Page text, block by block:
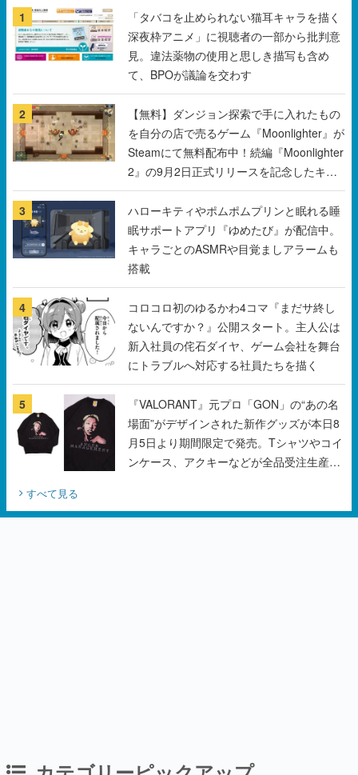
て、BPOが議論を交わす
2
【無料】ダンジョン探索で手に入れたもの
を自分の店で売るゲーム『Moonlighter』が
Steamにて無料配布中！続編『Moonlighter
2』の9月2日正式リリースを記念したキャ
ンペーン
3
ハローキティやポムポムプリンと眠れる睡
眠サポートアプリ『ゆめたび』が配信中。
キャラごとのASMRや目覚ましアラームも
搭載
4
コロコロ初のゆるかわ4コマ『まだサ終し
ないんですか？』公開スタート。主人公は
新入社員の侘石ダイヤ、ゲーム会社を舞台
にトラブルへ対応する社員たちを描く
5
『VALORANT』元プロ「GON」の“あの名
場面”がデザインされた新作グッズが本日8
月5日より期間限定で発売。Tシャツやコイ
ンケース、アクキーなどが全品受注生産で
登場、過去に発売したグッズの再販も
すべて見る